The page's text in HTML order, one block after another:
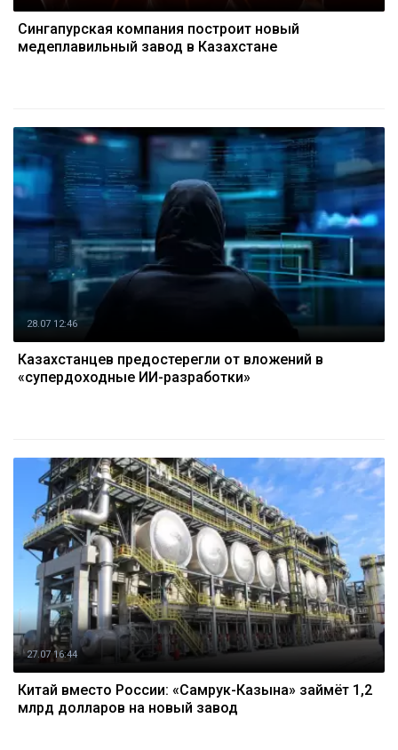
Сингапурская компания построит новый
медеплавильный завод в Казахстане
28.07 12:46
Казахстанцев предостерегли от вложений в
«супердоходные ИИ-разработки»
27.07 16:44
Китай вместо России: «Самрук-Казына» займёт 1,2
млрд долларов на новый завод